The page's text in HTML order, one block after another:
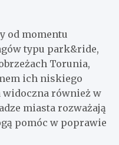
od momentu
typu park&ride,
Torunia,
ich niskiego
widoczna również w
miasta rozważają
pomóc w poprawie